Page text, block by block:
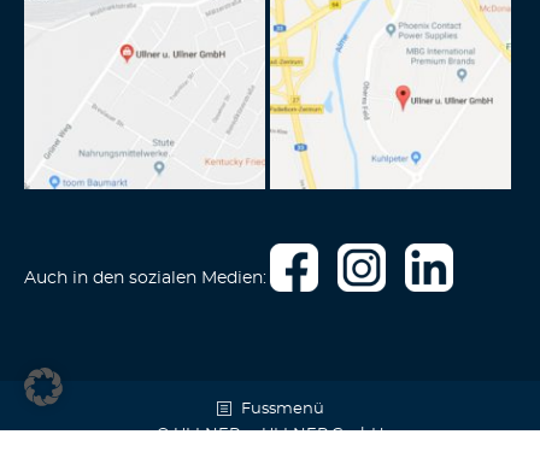
Auch in den sozialen Medien:
Fussmenü
© ULLNER u. ULLNER GmbH